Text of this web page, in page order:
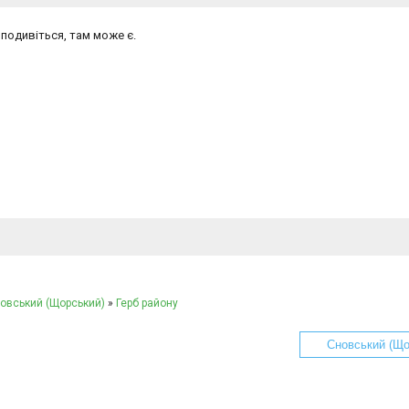
подивіться, там може є.
(Щорський) » Герб району